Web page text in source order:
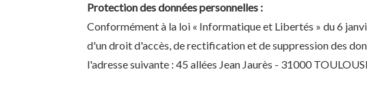
Protection des données personnelles :
Conformément à la loi « Informatique et Libertés » du 6
d'un droit d'accès, de rectification et de suppression des
l'adresse suivante : 45 allées Jean Jaurès - 31000